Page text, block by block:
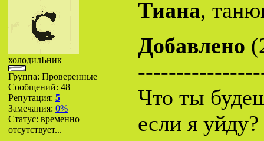
холодилЬник
Группа: Проверенные
Сообщений: 48
Репутация: 5
Замечания: 0%
Статус: временно
отсутствует...
Тиана,
Добавлено
Что ты
если я уйду?